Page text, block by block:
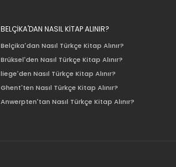
BELÇİKA'DAN NASIL KİTAP ALINIR?
Belçika'dan Nasıl Türkçe Kitap Alınır?
Brüksel'den Nasıl Türkçe Kitap Alınır?
liege'den Nasıl Türkçe Kitap Alınır?
Ghent'ten Nasıl Türkçe Kitap Alınır?
Anwerpten'tan Nasıl Türkçe Kitap Alınır?